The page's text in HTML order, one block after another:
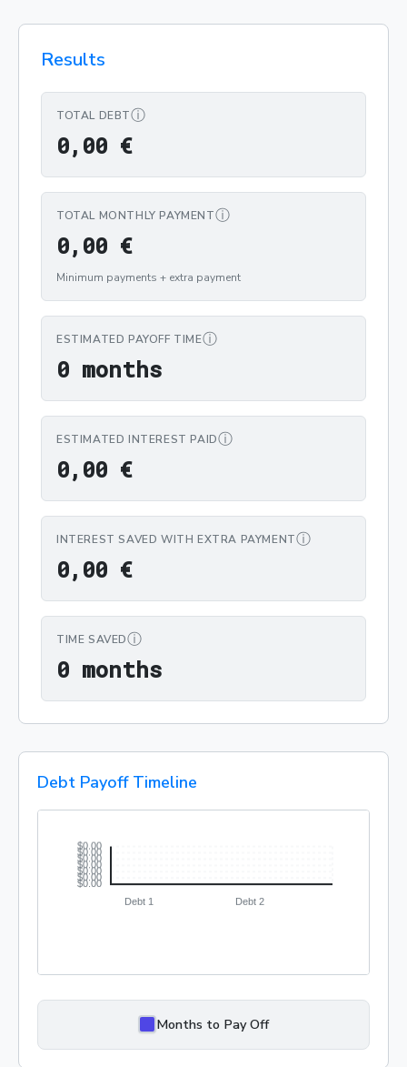
Results
TOTAL DEBTⓘ
0, 00 €0,00 €
TOTAL MONTHLY PAYMENTⓘ
0, 00 €0,00 €
Minimum payments + extra payment
ESTIMATED PAYOFF TIMEⓘ
0 months0 months
ESTIMATED INTEREST PAIDⓘ
0, 00 €0,00 €
INTEREST SAVED WITH EXTRA PAYMENTⓘ
0, 00 €0,00 €
TIME SAVEDⓘ
0 months0 months
Debt Payoff Timeline
Months to Pay Off